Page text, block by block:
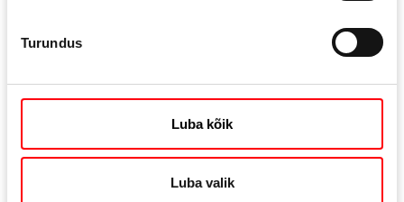
Turundus
Luba kõik
Luba valik